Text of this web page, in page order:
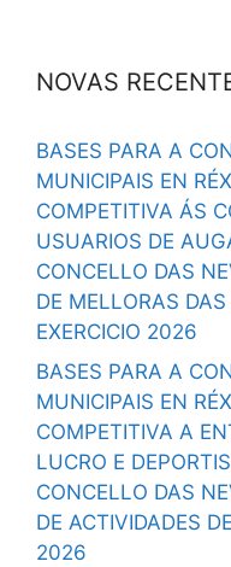
NOVAS
BASES PARA A
MUNICIPAIS EN
COMPETITIVA ÁS
USUARIOS DE
CONCELLO DAS
DE MELLORAS
EXERCICIO 2026
BASES PARA A
MUNICIPAIS EN
COMPETITIVA A
LUCRO E
CONCELLO DAS
DE ACTIVIDADES
2026